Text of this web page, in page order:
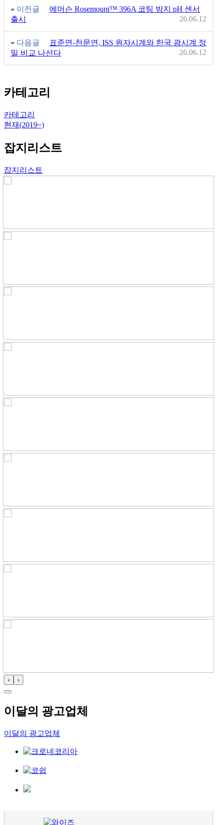
이전글
에머슨 Rosemount™ 396A 코팅 방지 pH 센서
출시
26.06.12
다음글
표준연-천문연, ISS 원자시계와 한국 광시계 정
밀 비교 나선다
26.06.12
카테고리
카테고리
현재(2019~)
잡지리스트
잡지리스트
‹ ›
이달의 광고업체
이달의 광고업체